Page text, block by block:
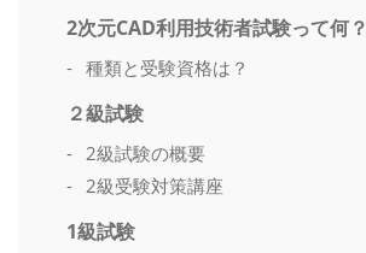
2次元CAD利用技術者試験って何？
種類と受験資格は？
２級試験
2級試験の概要
2級受験対策講座
1級試験